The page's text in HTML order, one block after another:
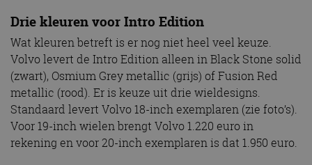
Drie kleuren voor Intro Edition
Wat kleuren betreft is er nog niet heel veel keuze.
Volvo levert de Intro Edition alleen in Black Stone solid
(zwart), Osmium Grey metallic (grijs) of Fusion Red
metallic (rood). Er is keuze uit drie wieldesigns.
Standaard levert Volvo 18-inch exemplaren (zie foto’s).
Voor 19-inch wielen brengt Volvo 1.220 euro in
rekening en voor 20-inch exemplaren is dat 1.950 euro.